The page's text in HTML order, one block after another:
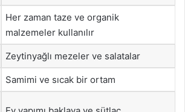
Her zaman taze ve organik
malzemeler kullanılır
Zeytinyağlı mezeler ve salatalar
Samimi ve sıcak bir ortam